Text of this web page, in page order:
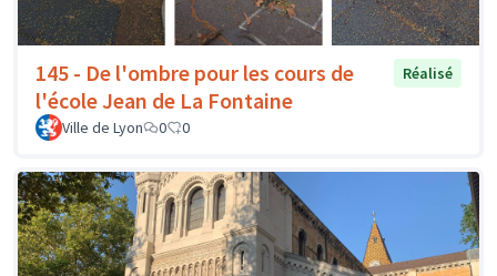
145 - De l'ombre pour les cours de
l'école Jean de La Fontaine
Réalisé
Ville de Lyon 0 0